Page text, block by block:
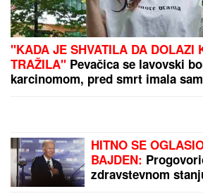
"KADA JE SHVATILA DA DOLAZI
TRAŽILA" Pevačica se lavovski
karcinomom, pred smrt imala
HITNO SE
BAJDEN:
zdravstevnom